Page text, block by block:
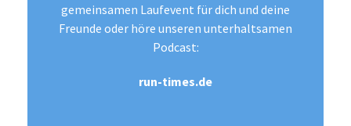
gemeinsamen Laufevent für dich und deine
Freunde oder höre unseren unterhaltsamen
Podcast:
run-times.de